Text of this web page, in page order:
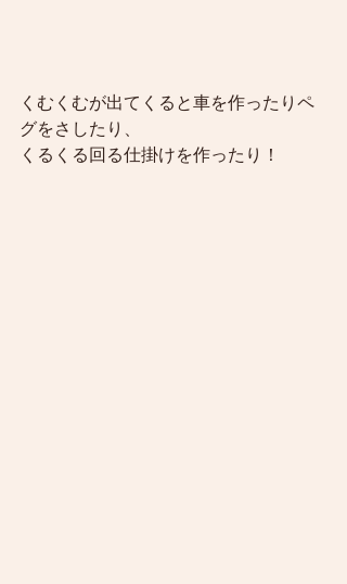
くむくむが出てくると車を作ったりペ
グをさしたり、
くるくる回る仕掛けを作ったり！